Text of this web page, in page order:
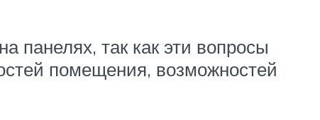
панелях, так как эти вопросы
помещения, возможностей